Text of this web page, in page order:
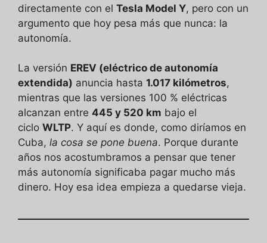
directamente con el Tesla Model Y, pero con un
argumento que hoy pesa más que nunca: la
autonomía.
La versión EREV (eléctrico de autonomía
extendida) anuncia hasta 1.017 kilómetros,
mientras que las versiones 100 % eléctricas
alcanzan entre 445 y 520 km bajo el
ciclo WLTP. Y aquí es donde, como diríamos en
Cuba, la cosa se pone buena. Porque durante
años nos acostumbramos a pensar que tener
más autonomía significaba pagar mucho más
dinero. Hoy esa idea empieza a quedarse vieja.